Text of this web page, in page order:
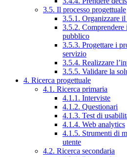
3.5. Il processo progettuale
3.5.1. Organizzare il
3.5.2. Comprendere
pubblico
3.5.3. Progettare i
servizio
3.5.4. Realizzare
3.5.5. Validare la
4. Ricerca progettuale
4.1. Ricerca primaria
4.1.1. Interviste
4.1.2. Questionari
4.1.3. Test di
4.1.4. Web analytics
4.1.5. Strumenti di
utente
4.2. Ricerca secondaria